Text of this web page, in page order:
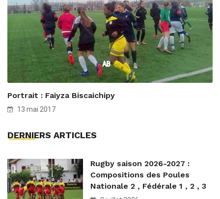
Portrait : Faiyza Biscaichipy
13 mai 2017
DERNIERS ARTICLES
Rugby saison 2026-2027 :
Compositions des Poules
Nationale 2 , Fédérale 1 , 2 , 3